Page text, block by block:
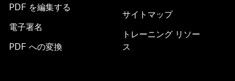
PDF を編集する
電子署名
PDF への変換
サイトマップ
トレーニング リソー
ス